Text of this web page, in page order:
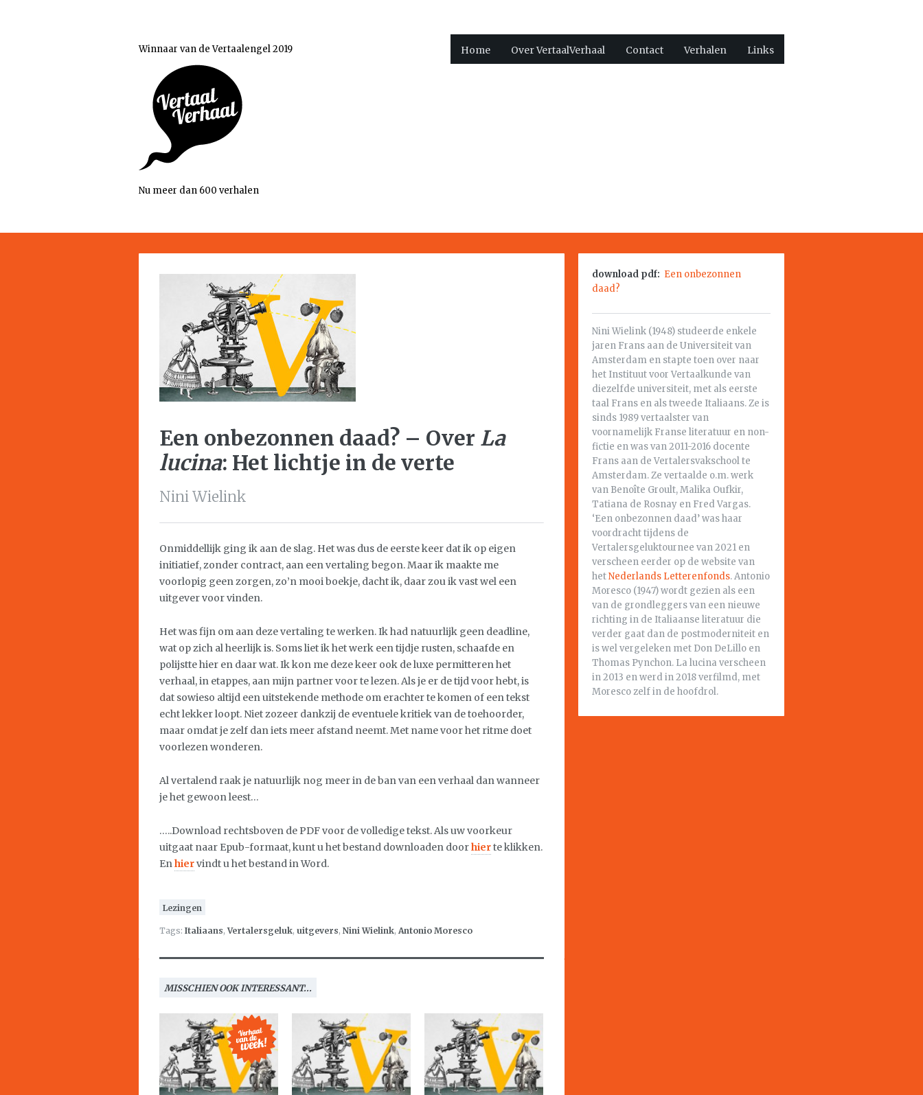
Winnaar van de Vertaalengel 2019
Nu meer dan 600 verhalen
Home Over VertaalVerhaal Contact Verhalen Links
Een onbezonnen daad? – Over La
lucina: Het lichtje in de verte
Nini Wielink
Onmiddellijk ging ik aan de slag. Het was dus de eerste keer dat ik op eigen
initiatief, zonder contract, aan een vertaling begon. Maar ik maakte me
voorlopig geen zorgen, zo’n mooi boekje, dacht ik, daar zou ik vast wel een
uitgever voor vinden.
Het was fijn om aan deze vertaling te werken. Ik had natuurlijk geen deadline,
wat op zich al heerlijk is. Soms liet ik het werk een tijdje rusten, schaafde en
polijstte hier en daar wat. Ik kon me deze keer ook de luxe permitteren het
verhaal, in etappes, aan mijn partner voor te lezen. Als je er de tijd voor hebt, is
dat sowieso altijd een uitstekende methode om erachter te komen of een tekst
echt lekker loopt. Niet zozeer dankzij de eventuele kritiek van de toehoorder,
maar omdat je zelf dan iets meer afstand neemt. Met name voor het ritme doet
voorlezen wonderen.
Al vertalend raak je natuurlijk nog meer in de ban van een verhaal dan wanneer
je het gewoon leest…
…..Download rechtsboven de PDF voor de volledige tekst. Als uw voorkeur
uitgaat naar Epub-formaat, kunt u het bestand downloaden doorhierte klikken.
Enhiervindt u het bestand in Word.
Lezingen
Tags: Italiaans,Vertalersgeluk, uitgevers, Nini Wielink, Antonio Moresco
download pdf: Een onbezonnen
daad?
Nini Wielink (1948) studeerde enkele
jaren Frans aan de Universiteit van
Amsterdam en stapte toen over naar
het Instituut voor Vertaalkunde van
diezelfde universiteit, met als eerste
taal Frans en als tweede Italiaans. Ze is
sinds 1989 vertaalster van
voornamelijk Franse literatuur en non-
fictie en was van 2011-2016 docente
Frans aan de Vertalersvakschool te
Amsterdam. Ze vertaalde o.m. werk
van Benoîte Groult, Malika Oufkir,
Tatiana de Rosnay en Fred Vargas.
‘Een onbezonnen daad’ was haar
voordracht tijdens de
Vertalersgeluktournee van 2021 en
verscheen eerder op de website van
hetNederlands Letterenfonds. Antonio
Moresco (1947) wordt gezien als een
van de grondleggers van een nieuwe
richting in de Italiaanse literatuur die
verder gaat dan de postmoderniteit en
is wel vergeleken met Don DeLillo en
Thomas Pynchon. La lucina verscheen
in 2013 en werd in 2018 verfilmd, met
Moresco zelf in de hoofdrol.
MISSCHIEN OOK INTERESSANT...